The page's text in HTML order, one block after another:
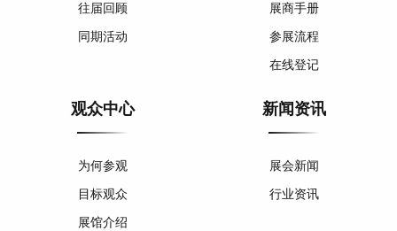
往届回顾
同期活动
展商手册
参展流程
在线登记
观众中心
为何参观
目标观众
展馆介绍
新闻资讯
展会新闻
行业资讯